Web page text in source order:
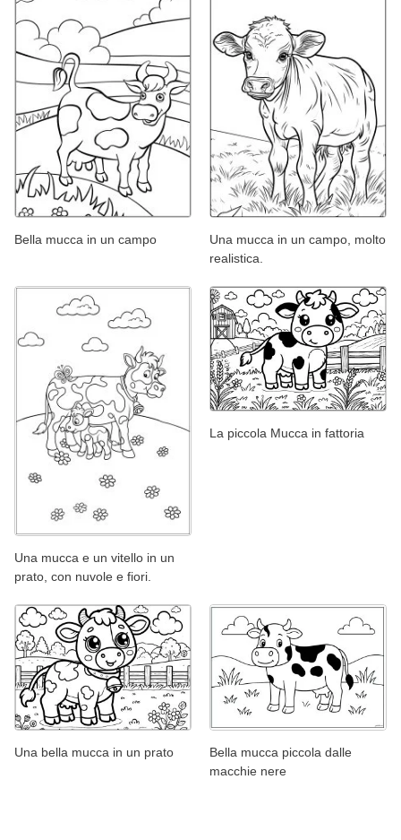
Bella mucca in un campo
Una mucca in un campo, molto
realistica.
Una mucca e un vitello in un
prato, con nuvole e fiori.
La piccola Mucca in fattoria
Una bella mucca in un prato
Bella mucca piccola dalle
macchie nere